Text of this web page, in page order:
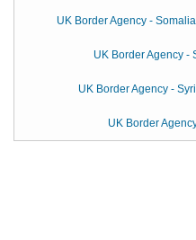
UK Border Agency -
UK Border Agency -
UK Border Agency -
UK Border